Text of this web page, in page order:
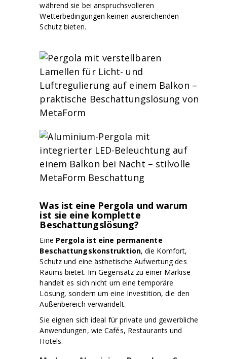
während sie bei anspruchsvolleren
Wetterbedingungen keinen ausreichenden
Schutz bieten.
Was ist eine Pergola und warum
ist sie eine komplette
Beschattungslösung?
Eine Pergola ist eine permanente
Beschattungskonstruktion, die Komfort,
Schutz und eine ästhetische Aufwertung des
Raums bietet. Im Gegensatz zu einer Markise
handelt es sich nicht um eine temporäre
Lösung, sondern um eine Investition, die den
Außenbereich verwandelt.
Sie eignen sich ideal für private und gewerbliche
Anwendungen, wie Cafés, Restaurants und
Hotels.